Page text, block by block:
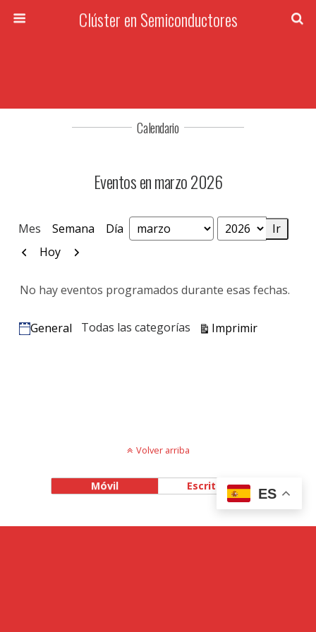
Clúster en Semiconductores
Calendario
Eventos en marzo 2026
Mes Semana Día Mes
Año
Anterior
Hoy Siguiente
No hay eventos programados durante esas fechas.
Categorías
General Todas las categorías ImprimirVistas
Volver arriba
Móvil Escritorio
ES